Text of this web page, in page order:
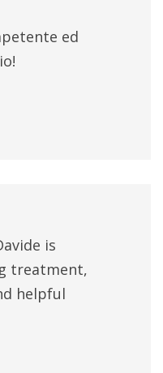
ed
is
treatment,
helpful